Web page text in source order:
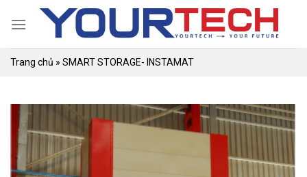
Trang chủ » SMART STORAGE- INSTAMAT